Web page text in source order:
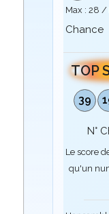
Max : 28 /
TOP
39
N°
Le score
qu'un